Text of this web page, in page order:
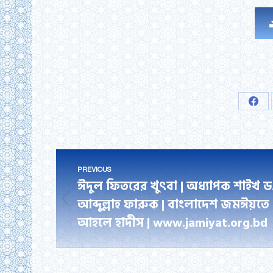
Post
navigation
PREVIOUS
Previous
post:
ঈদুল ফিতরের খুৎবা | অধ্যাপক শাইখ
আব্দুল্লাহ ফারুক | বাংলাদেশ জমঈয়তে
আহলে হাদীস | www.jamiyat.org.bd